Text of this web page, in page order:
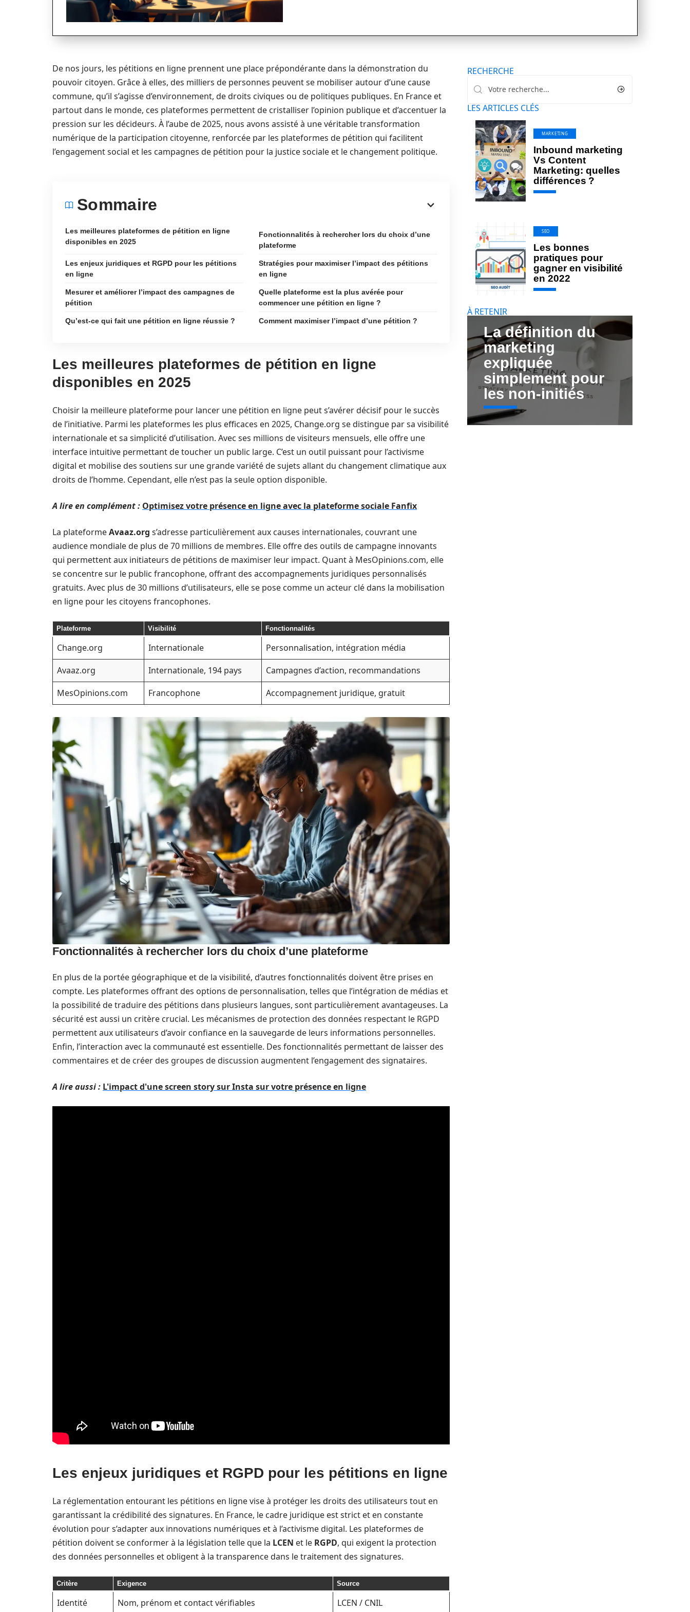
De nos jours, les pétitions en ligne prennent une place prépondérante dans la démonstration du
pouvoir citoyen. Grâce à elles, des milliers de personnes peuvent se mobiliser autour d’une cause
commune, qu’il s’agisse d’environnement, de droits civiques ou de politiques publiques. En France et
partout dans le monde, ces plateformes permettent de cristalliser l’opinion publique et d’accentuer la
pression sur les décideurs. À l’aube de 2025, nous avons assisté à une véritable transformation
numérique de la participation citoyenne, renforcée par les plateformes de pétition qui facilitent
l’engagement social et les campagnes de pétition pour la justice sociale et le changement politique.
Sommaire
Les meilleures plateformes de pétition en ligne
disponibles en 2025
Fonctionnalités à rechercher lors du choix d’une
plateforme
Les enjeux juridiques et RGPD pour les pétitions
en ligne
Stratégies pour maximiser l’impact des pétitions
en ligne
Mesurer et améliorer l’impact des campagnes de
pétition
Quelle plateforme est la plus avérée pour
commencer une pétition en ligne ?
Qu’est-ce qui fait une pétition en ligne réussie ? Comment maximiser l’impact d’une pétition ?
Les meilleures plateformes de pétition en ligne
disponibles en 2025
Choisir la meilleure plateforme pour lancer une pétition en ligne peut s’avérer décisif pour le succès
de l’initiative. Parmi les plateformes les plus efficaces en 2025, Change.org se distingue par sa visibilité
internationale et sa simplicité d’utilisation. Avec ses millions de visiteurs mensuels, elle offre une
interface intuitive permettant de toucher un public large. C’est un outil puissant pour l’activisme
digital et mobilise des soutiens sur une grande variété de sujets allant du changement climatique aux
droits de l’homme. Cependant, elle n’est pas la seule option disponible.
A lire en complément : Optimisez votre présence en ligne avec la plateforme sociale Fanfix
La plateformeAvaaz.org s’adresse particulièrement aux causes internationales, couvrant une
audience mondiale de plus de 70 millions de membres. Elle offre des outils de campagne innovants
qui permettent aux initiateurs de pétitions de maximiser leur impact. Quant à MesOpinions.com, elle
se concentre sur le public francophone, offrant des accompagnements juridiques personnalisés
gratuits. Avec plus de 30 millions d’utilisateurs, elle se pose comme un acteur clé dans la mobilisation
en ligne pour les citoyens francophones.
Plateforme Visibilité Fonctionnalités
Change.org Internationale
Personnalisation, intégration média
Avaaz.org
Internationale, 194 pays
Campagnes d’action, recommandations
MesOpinions.com
Francophone Accompagnement juridique, gratuit
Fonctionnalités à rechercher lors du choix d’une plateforme
En plus de la portée géographique et de la visibilité, d’autres fonctionnalités doivent être prises en
compte. Les plateformes offrant des options de personnalisation, telles que l’intégration de médias et
la possibilité de traduire des pétitions dans plusieurs langues, sont particulièrement avantageuses. La
sécurité est aussi un critère crucial. Les mécanismes de protection des données respectant le RGPD
permettent aux utilisateurs d’avoir confiance en la sauvegarde de leurs informations personnelles.
Enfin, l’interaction avec la communauté est essentielle. Des fonctionnalités permettant de laisser des
commentaires et de créer des groupes de discussion augmentent l’engagement des signataires.
A lire aussi : L'impact d'une screen story sur Insta sur votre présence en ligne
Les enjeux juridiques et RGPD pour les pétitions en ligne
La réglementation entourant les pétitions en ligne vise à protéger les droits des utilisateurs tout en
garantissant la crédibilité des signatures. En France, le cadre juridique est strict et en constante
évolution pour s’adapter aux innovations numériques et à l’activisme digital. Les plateformes de
pétition doivent se conformer à la législation telle que la LCEN et le RGPD, qui exigent la protection
des données personnelles et obligent à la transparence dans le traitement des signatures.
Critère Exigence Source
Identité Nom, prénom et contact vérifiables LCEN / CNIL
RECHERCHE
LES ARTICLES CLÉS
MARKETING
Inbound marketing
Vs Content
Marketing: quelles
différences ?
SEO
Les bonnes
pratiques pour
gagner en visibilité
en 2022
À RETENIR
La définition du
marketing
expliquée
simplement pour
les non-initiés